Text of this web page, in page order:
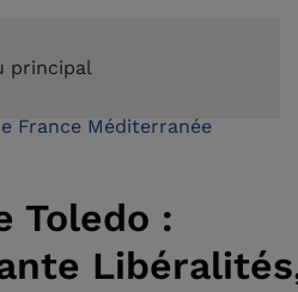
principal
France Méditerranée
Toledo :